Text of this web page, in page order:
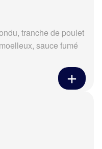
tranche de poulet
sauce fumé